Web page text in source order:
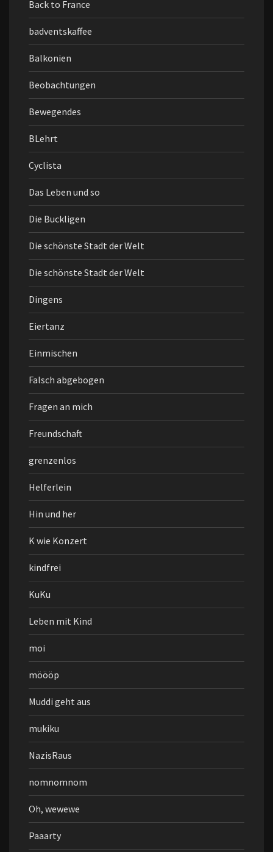
Back to France
badventskaffee
Balkonien
Beobachtungen
Bewegendes
BLehrt
Cyclista
Das Leben und so
Die Buckligen
Die schönste Stadt der Welt
Die schönste Stadt der Welt
Dingens
Eiertanz
Einmischen
Falsch abgebogen
Fragen an mich
Freundschaft
grenzenlos
Helferlein
Hin und her
K wie Konzert
kindfrei
KuKu
Leben mit Kind
moi
möööp
Muddi geht aus
mukiku
NazisRaus
nomnomnom
Oh, wewewe
Paaarty